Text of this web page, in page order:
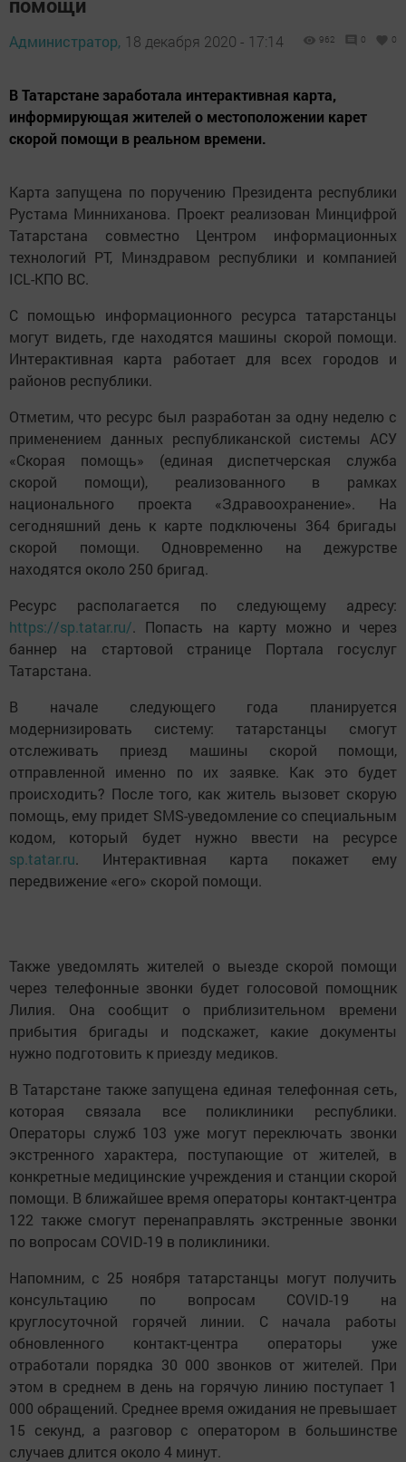
Администратор, 18 декабря 2020 - 17:14 962 0 0
В Татарстане заработала интерактивная карта,
информирующая жителей о местоположении карет
скорой помощи в реальном времени.
Карта запущена по поручению Президента республики
Рустама Минниханова. Проект реализован Минцифрой
Татарстана совместно Центром информационных
технологий РТ, Минздравом республики и компанией
ICL-КПО ВС.
С помощью информационного ресурса татарстанцы
могут видеть, где находятся машины скорой помощи.
Интерактивная карта работает для всех городов и
районов республики.
Отметим, что ресурс был разработан за одну неделю с
применением данных республиканской системы АСУ
«Скорая помощь» (единая диспетчерская служба
скорой помощи), реализованного в рамках
национального проекта «Здравоохранение». На
сегодняшний день к карте подключены 364 бригады
скорой помощи. Одновременно на дежурстве
находятся около 250 бригад.
Ресурс располагается по следующему адресу:
https://sp.tatar.ru/. Попасть на карту можно и через
баннер на стартовой странице Портала госуслуг
Татарстана.
В начале следующего года планируется
модернизировать систему: татарстанцы смогут
отслеживать приезд машины скорой помощи,
отправленной именно по их заявке. Как это будет
происходить? После того, как житель вызовет скорую
помощь, ему придет SMS-уведомление со специальным
кодом, который будет нужно ввести на ресурсе
sp.tatar.ru. Интерактивная карта покажет ему
передвижение «его» скорой помощи.
Также уведомлять жителей о выезде скорой помощи
через телефонные звонки будет голосовой помощник
Лилия. Она сообщит о приблизительном времени
прибытия бригады и подскажет, какие документы
нужно подготовить к приезду медиков.
В Татарстане также запущена единая телефонная сеть,
которая связала все поликлиники республики.
Операторы служб 103 уже могут переключать звонки
экстренного характера, поступающие от жителей, в
конкретные медицинские учреждения и станции скорой
помощи. В ближайшее время операторы контакт-центра
122 также смогут перенаправлять экстренные звонки
по вопросам COVID-19 в поликлиники.
Напомним, с 25 ноября татарстанцы могут получить
консультацию по вопросам COVID-19 на
круглосуточной горячей линии. С начала работы
обновленного контакт-центра операторы уже
отработали порядка 30 000 звонков от жителей. При
этом в среднем в день на горячую линию поступает 1
000 обращений. Среднее время ожидания не превышает
15 секунд, а разговор с оператором в большинстве
случаев длится около 4 минут.